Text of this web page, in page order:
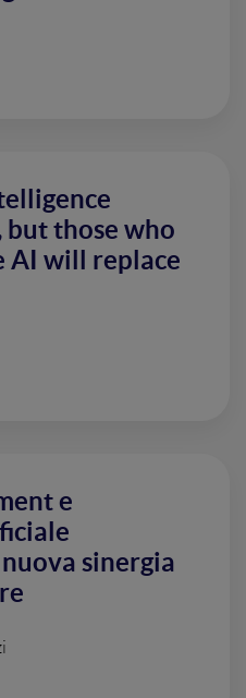
but those who
AI will replace
e
sinergia